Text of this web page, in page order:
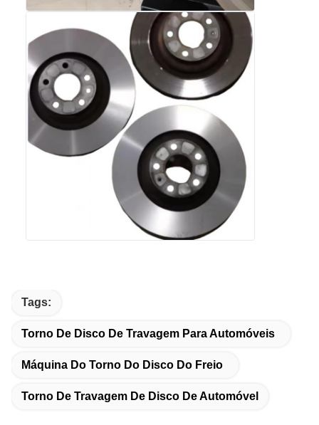
Tags:
Torno De Disco De Travagem Para Automóveis
Máquina Do Torno Do Disco Do Freio
Torno De Travagem De Disco De Automóvel